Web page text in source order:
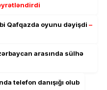
Qafqazda oyunu dəyişdi –
arasında sülhə
telefon danışığı olub